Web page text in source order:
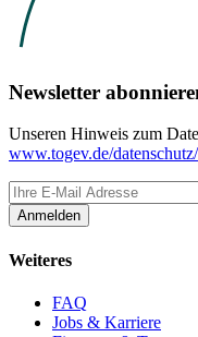
Newsletter
Unseren Hinweis zum
www.togev.de/datenschutz/
Anmelden
Weiteres
FAQ
Jobs & Karriere